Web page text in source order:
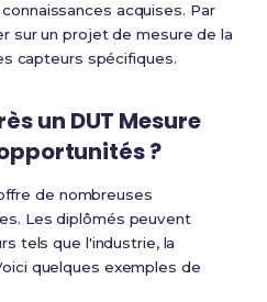
acquises. Par
sur un projet de mesure de la
capteurs spécifiques.
un DUT Mesure
?
de nombreuses
Les diplômés peuvent
tels que l'industrie, la
quelques exemples de